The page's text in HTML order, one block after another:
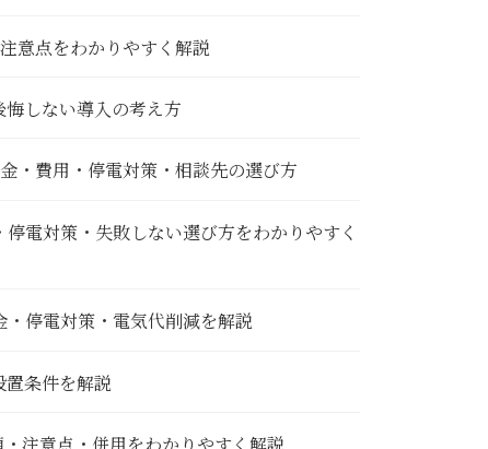
意点をわかりやすく解説
しない導入の考え方
・費用・停電対策・相談先の選び方
電対策・失敗しない選び方をわかりやすく
停電対策・電気代削減を解説
条件を解説